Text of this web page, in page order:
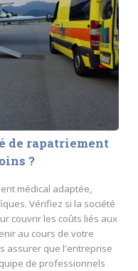
de rapatriement
?
médical adaptée,
Vérifiez si la société
couvrir les coûts liés aux
au cours de votre
assurer que l'entreprise
de professionnels